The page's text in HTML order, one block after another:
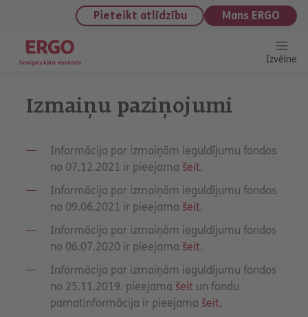
saturu
Pieteikt atlīdzību Mans ERGO
Izvēlne
Izmaiņu paziņojumi
Informācija par izmaiņām ieguldījumu fondos
no 07.12.2021 ir pieejama šeit.
Informācija par izmaiņām ieguldījumu fondos
no 09.06.2021 ir pieejama šeit.
Informācija par izmaiņām ieguldījumu fondos
no 06.07.2020 ir pieejama šeit.
Informācija par izmaiņām ieguldījumu fondos
no 25.11.2019. pieejama šeit un fondu
pamatinformācija ir pieejama šeit.